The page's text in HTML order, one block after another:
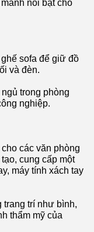
nổi bật cho
sofa để giữ đồ
và đèn.
trong phòng
nghiệp.
các văn phòng
cung cấp một
máy tính xách tay
trang trí như bình,
thẩm mỹ của